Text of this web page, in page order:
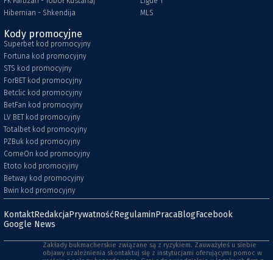
Hibernian - Shkendija
MLS
Kody promocyjne
Superbet kod promocyjny
Fortuna kod promocyjny
STS kod promocyjny
ForBET kod promocyjny
Betclic kod promocyjny
BetFan kod promocyjny
LV BET kod promocyjny
Totalbet kod promocyjny
PZBuk kod promocyjny
ComeOn kod promocyjny
Etoto kod promocyjny
Betway kod promocyjny
Bwin kod promocyjny
KontaktRedakcjaPrywatnośćRegulaminPracaBlogFacebook
Google News
Zakłady bukmacherskie związane są z ryzykiem. Zauważyłeś u siebie
objawy uzależnienia skontaktuj się z instytucjami oferującymi pomoc w